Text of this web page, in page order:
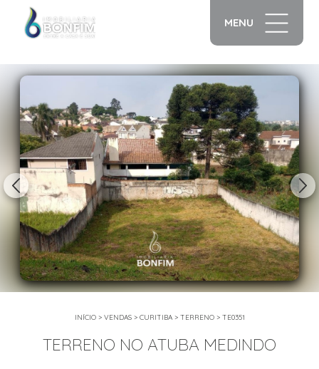
MENU
INÍCIO> VENDAS> CURITIBA> TERRENO> TE0351
TERRENO NO ATUBA MEDINDO